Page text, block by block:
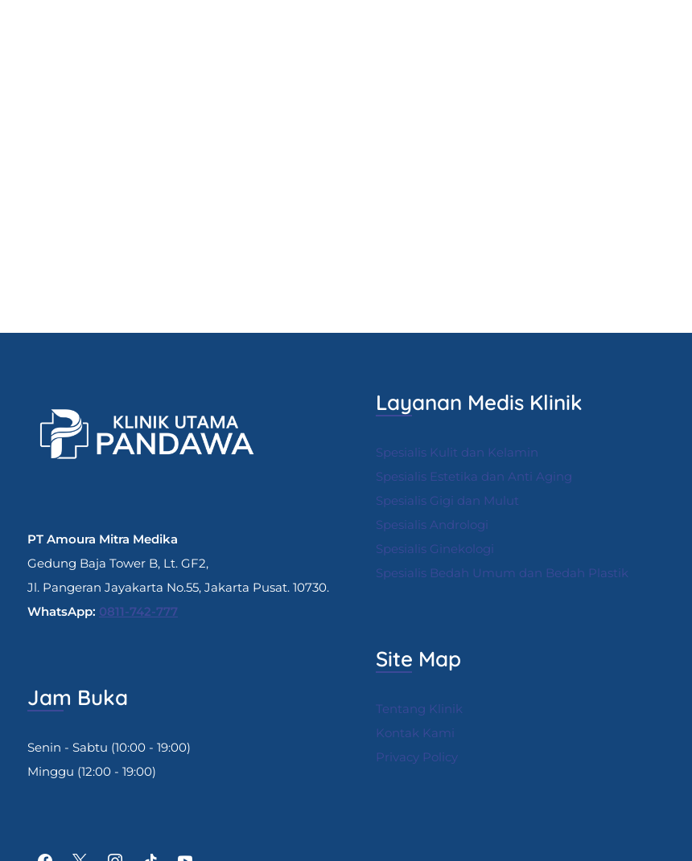
PT Amoura Mitra Medika
Gedung Baja Tower B, Lt. GF2,
Jl. Pangeran Jayakarta No.55, Jakarta Pusat. 10730.
WhatsApp: 0811-742-777
Jam Buka
Senin - Sabtu (10:00 - 19:00)
Minggu (12:00 - 19:00)
Layanan Medis Klinik
Spesialis Kulit dan Kelamin
Spesialis Estetika dan Anti Aging
Spesialis Gigi dan Mulut
Spesialis Andrologi
Spesialis Ginekologi
Spesialis Bedah Umum dan Bedah Plastik
Site Map
Tentang Klinik
Kontak Kami
Privacy Policy